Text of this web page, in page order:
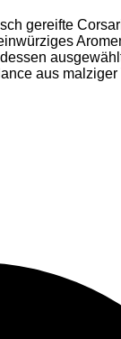
gereifte
aus